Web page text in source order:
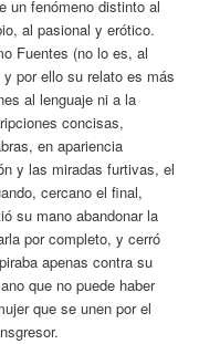
un fenómeno distinto al
al pasional y erótico.
Fuentes (no lo es, al
por ello su relato es más
al lenguaje ni a la
concisas,
en apariencia
y las miradas furtivas, el
cercano el final,
su mano abandonar la
por completo, y cerró
apenas contra su
que no puede haber
que se unen por el